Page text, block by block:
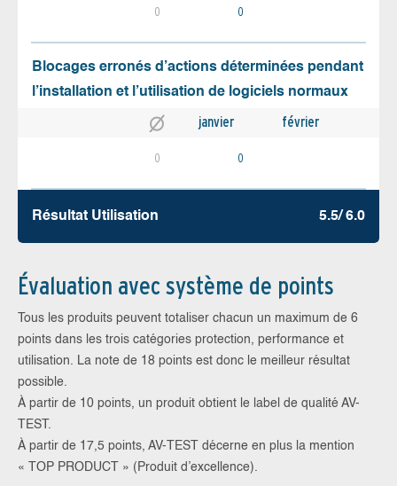
0 0
Blocages erronés d’actions déterminées pendant
l’installation et l’utilisation de logiciels normaux
janvier février
0 0
Résultat Utilisation 5.5/ 6.0
Évaluation avec système de points
Tous les produits peuvent totaliser chacun un maximum de 6
points dans les trois catégories protection, performance et
utilisation. La note de 18 points est donc le meilleur résultat
possible.
À partir de 10 points, un produit obtient le label de qualité AV-
TEST.
À partir de 17,5 points, AV-TEST décerne en plus la mention
« TOP PRODUCT » (Produit d’excellence).